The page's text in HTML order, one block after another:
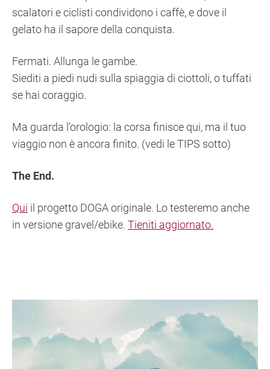
scalatori e ciclisti condividono i caffè, e dove il
gelato ha il sapore della conquista.
Fermati. Allunga le gambe.
Siediti a piedi nudi sulla spiaggia di ciottoli, o tuffati
se hai coraggio.
Ma guarda l’orologio: la corsa finisce qui, ma il tuo
viaggio non è ancora finito. (vedi le TIPS sotto)
The End.
Qui il progetto DOGA originale. Lo testeremo anche
in versione gravel/ebike. Tieniti aggiornato.